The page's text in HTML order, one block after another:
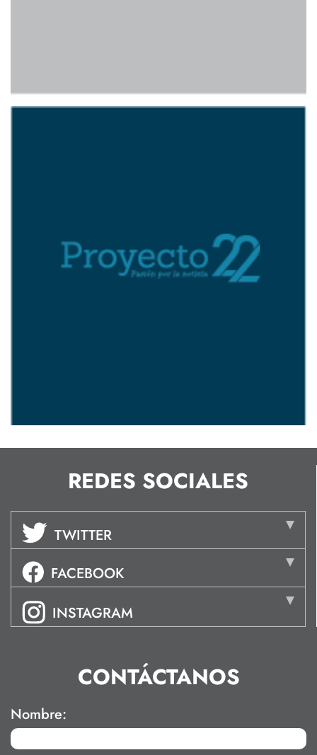
REDES SOCIALES
TWITTER
FACEBOOK
INSTAGRAM
CONTÁCTANOS
Nombre: